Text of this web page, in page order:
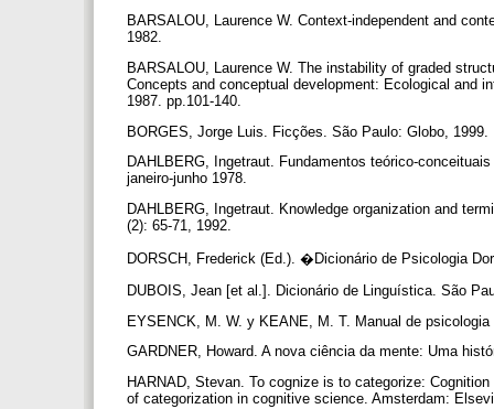
BARSALOU, Laurence W. Context-independent and
1982.
BARSALOU, Laurence W. The instability of graded
Concepts and conceptual development: Ecological and
1987. pp.101-140.
BORGES, Jorge Luis. Ficções. São Paulo: Globo, 1999.
DAHLBERG, Ingetraut. Fundamentos teórico-
janeiro-junho 1978.
DAHLBERG, Ingetraut. Knowledge organization and
(2): 65-71, 1992.
DORSCH, Frederick (Ed.). �Dicionário de Psicologia
DUBOIS, Jean [et al.]. Dicionário de Linguística. São
EYSENCK, M. W. y KEANE, M. T. Manual de
GARDNER, Howard. A nova ciência da mente: Uma
HARNAD, Stevan. To cognize is to categorize:
of categorization in cognitive science. Amsterdam: